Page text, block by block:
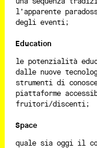
l’apparente
degli eventi;
Education
le potenzialità
dalle nuove
strumenti di
piattaforme
fruitori/discenti;
Space
quale sia oggi il